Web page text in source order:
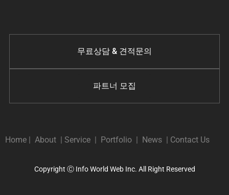
무료상담 & 견적문의
파트너 모집
Home | About | Service | Portfolio | News | Contact Us
Copyright Ⓒ Info World Web Inc. All Right Reserved